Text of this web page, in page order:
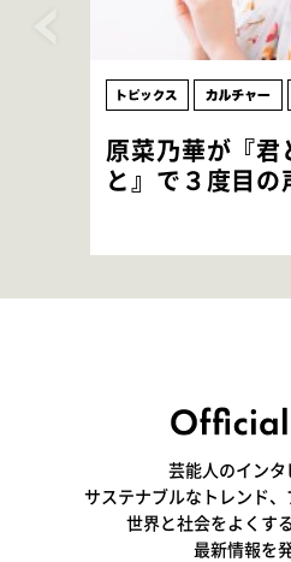
原菜乃華が『君
と』で３度目
「お邪魔させ
感覚ですが､
芸能人のインタ
サステナブルなトレンド、
世界と社会をよくす
最新情報を